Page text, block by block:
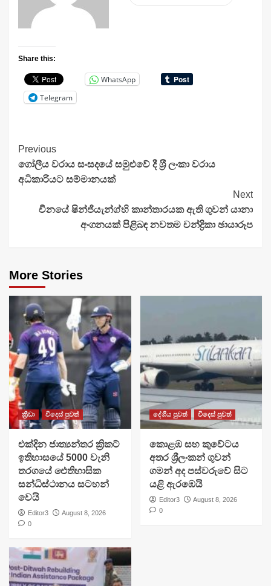
Share this:
WhatsApp
Telegram
Continue
Reading
Previous
ගෝලීය වරාය සංසදයේ සමුළුවේ දී ශ‍්‍රී ලංකා වරාය
අධිකාරියට සම්මානයක්
Next
චීනයේ ෂින්ජියැන්ග්හි කාන්තාරයක ඇති ගුවන් යානා
අංගනයක් පිළිබඳ නවතම චන්ද්‍රිකා ඡායාරූප
More Stories
ක්‍රීඩා විදෙස් පුවත්
එක්දින ජාත්‍යන්තර ක්‍රිකට්
ඉතිහාසයේ 5000 වැනි
තරගයේ ඓතිහාසික
සන්ධිස්ථානය සටහන්
වෙයි
Editor3
August 8, 2026
0
දේශීය පුවත් විදෙස් පුවත්
​කොළඹ සහ කුවේටය
අතර ශ්‍රීලංකන් ගුවන්
ගමන් අද පස්වරුවේ සිට
යළි ඇරඹෙයි
Editor3
August 8, 2026
0